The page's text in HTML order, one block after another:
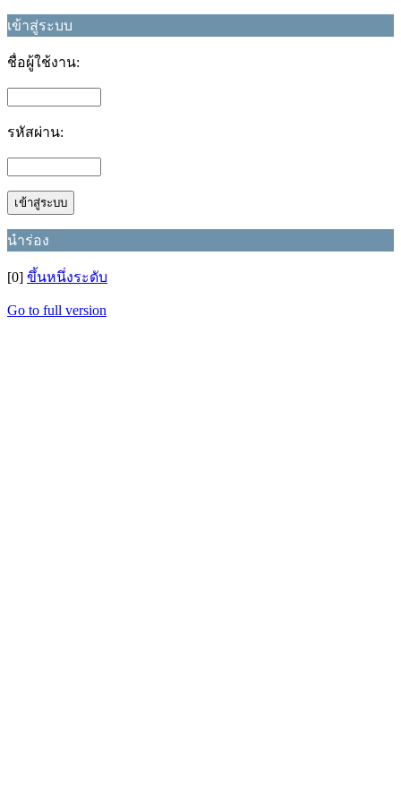
เข้าสู่ระบบ
ชื่อผู้ใช้งาน:
รหัสผ่าน:
นำร่อง
[0] ขึ้นหนึ่งระดับ
Go to full version